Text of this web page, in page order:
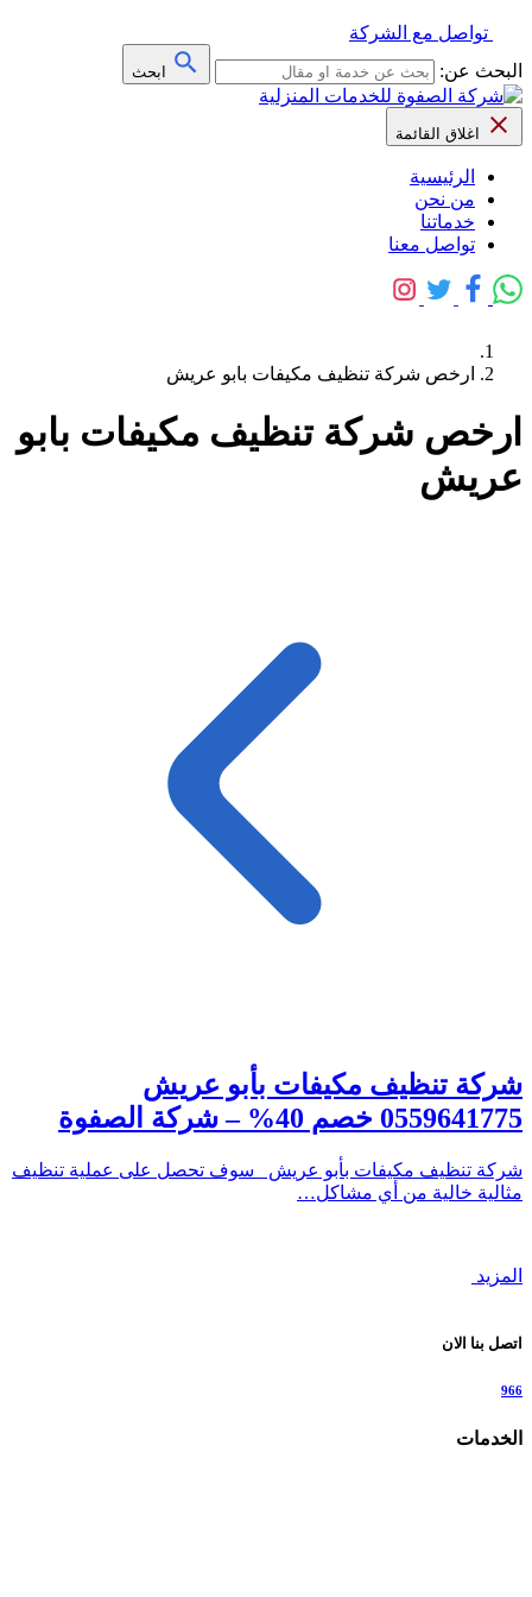
تواصل مع الشركة
البحث عن:
ابحث
اغلاق القائمة
الرئيسية
من نحن
خدماتنا
تواصل معنا
ارخص شركة تنظيف مكيفات بابو عريش
ارخص شركة تنظيف مكيفات بابو
عريش
شركة تنظيف مكيفات بأبو عريش
0559641775 خصم 40% – شركة الصفوة
شركة تنظيف مكيفات بأبو عريش سوف تحصل على عملية تنظيف
مثالية خالية من أي مشاكل…
المزيد
اتصل بنا الان
966
الخدمات